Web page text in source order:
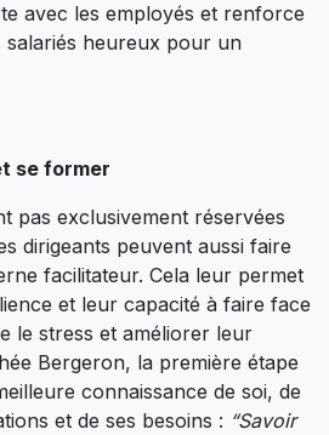
avec les employés et renforce
salariés heureux pour un
se former
pas exclusivement réservées
dirigeants peuvent aussi faire
facilitateur. Cela leur permet
et leur capacité à faire face
le stress et améliorer leur
Bergeron, la première étape
connaissance de soi, de
et de ses besoins : “Savoir